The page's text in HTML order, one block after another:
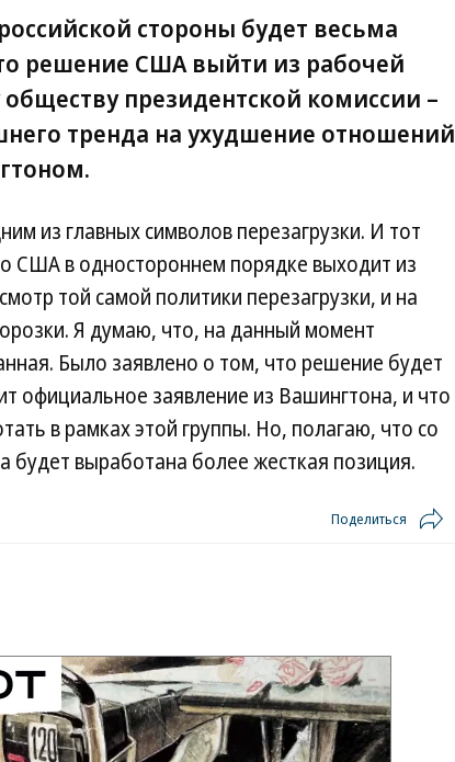
стороны будет весьма
решение США выйти из рабочей
президентской комиссии –
тренда на ухудшение отношений
из главных символов перезагрузки. И тот
США в одностороннем порядке выходит из
той самой политики перезагрузки, и на
Я думаю, что, на данный момент
Было заявлено о том, что решение будет
официальное заявление из Вашингтона, и что
в рамках этой группы. Но, полагаю, что со
будет выработана более жесткая позиция.
Поделиться